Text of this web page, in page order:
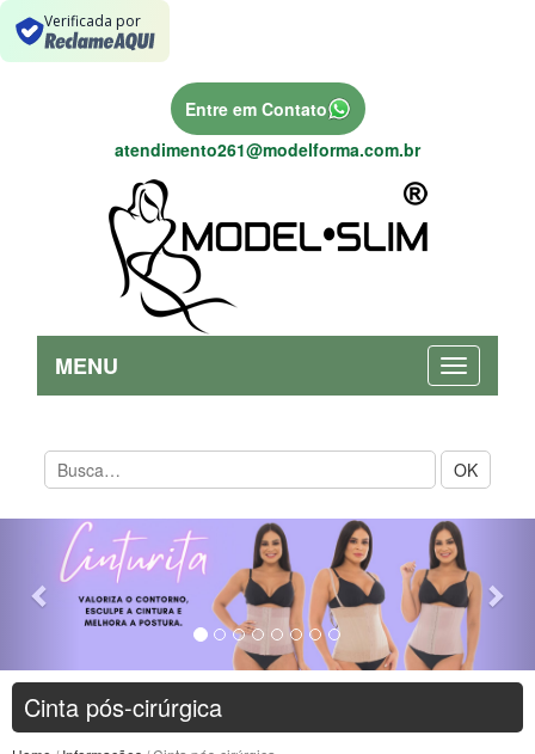
Verificada por
Entre em Contato
atendimento261@modelforma.com.br
MENU
OK
Previous
Cinta pós-cirúrgica